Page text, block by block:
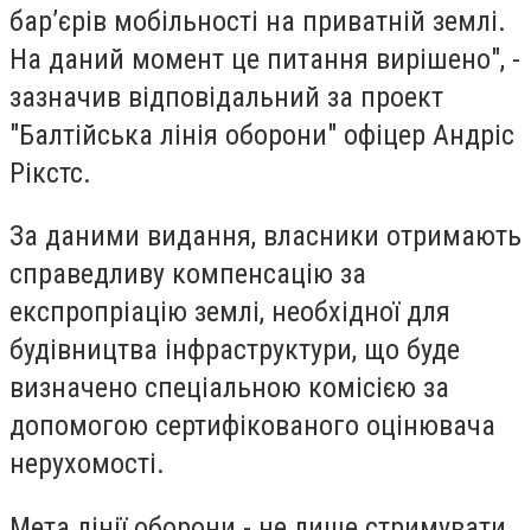
бар’єрів мобільності на приватній землі.
На даний момент це питання вирішено", -
зазначив відповідальний за проект
"Балтійська лінія оборони" офіцер Андріс
Рікстс.
За даними видання, власники отримають
справедливу компенсацію за
експропріацію землі, необхідної для
будівництва інфраструктури, що буде
визначено спеціальною комісією за
допомогою сертифікованого оцінювача
нерухомості.